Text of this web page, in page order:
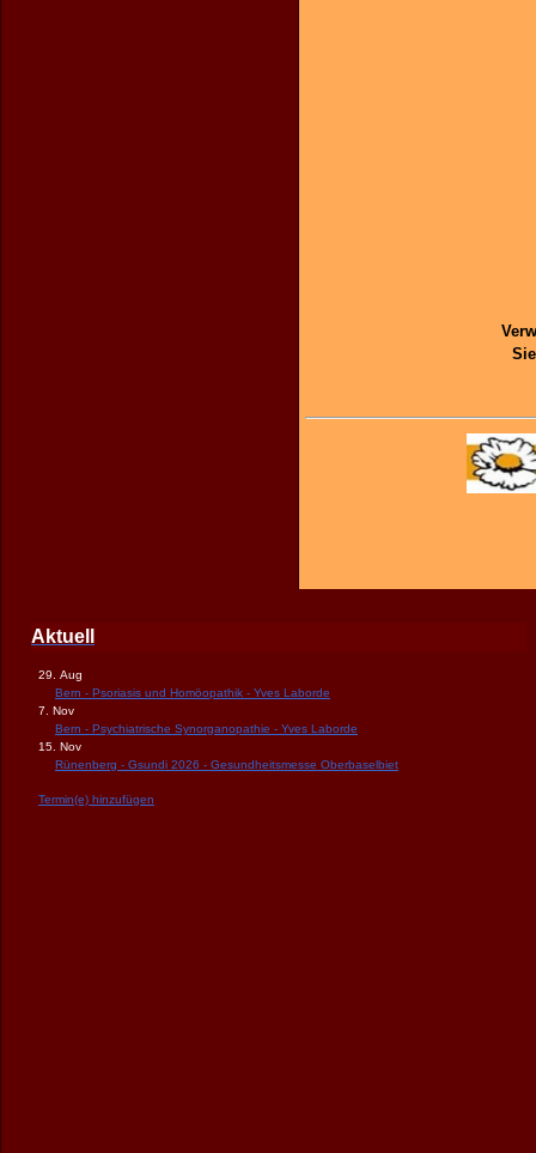
Aktuell
29. Aug
Bern - Psoriasis und Homöopathik - Yves Laborde
7. Nov
Bern - Psychiatrische Synorganopathie - Yves Laborde
15. Nov
Rünenberg - Gsundi 2026 - Gesundheitsmesse Oberbaselbiet
Termin(e) hinzufügen